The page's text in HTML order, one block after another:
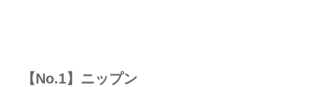
【No.1】ニップン